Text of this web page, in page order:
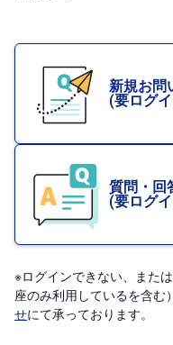
せ UP
S
オ
シ
ン
先
物
オ
プ
シ
ョ
新規お問
(要ログ
質問・回
(要ログ
※ログインできない、また
座のみ利用しているを含む
せにて承っております。